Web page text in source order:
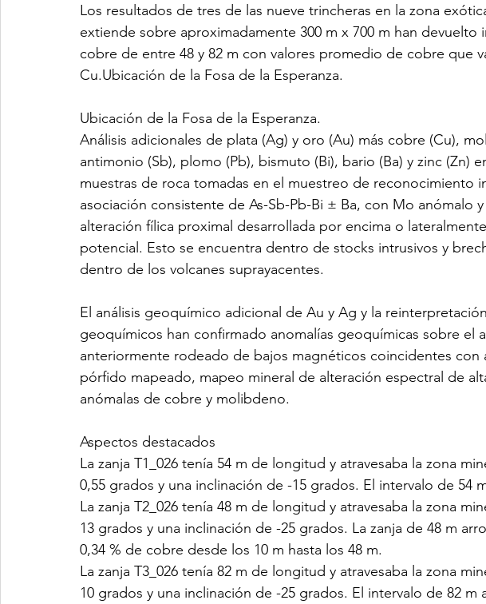
Los resultados de tres de las nueve trincheras en la zona
extiende sobre aproximadamente 300 m x 700 m han devuelto
cobre de entre 48 y 82 m con valores promedio de cobre que
Cu.Ubicación de la Fosa de la Esperanza.
Ubicación de la Fosa de la Esperanza.
Análisis adicionales de plata (Ag) y oro (Au) más cobre (Cu),
antimonio (Sb), plomo (Pb), bismuto (Bi), bario (Ba) y zinc (Zn)
muestras de roca tomadas en el muestreo de reconocimiento
asociación consistente de As-Sb-Pb-Bi ± Ba, con Mo anómalo
alteración fílica proximal desarrollada por encima o
potencial. Esto se encuentra dentro de stocks intrusivos y
dentro de los volcanes suprayacentes.
El análisis geoquímico adicional de Au y Ag y la
geoquímicos han confirmado anomalías geoquímicas sobre el
anteriormente rodeado de bajos magnéticos coincidentes con
pórfido mapeado, mapeo mineral de alteración espectral de
anómalas de cobre y molibdeno.
Aspectos destacados
La zanja T1_026 tenía 54 m de longitud y atravesaba la zona
0,55 grados y una inclinación de -15 grados. El intervalo de 54
La zanja T2_026 tenía 48 m de longitud y atravesaba la zona
13 grados y una inclinación de -25 grados. La zanja de 48 m
0,34 % de cobre desde los 10 m hasta los 48 m.
La zanja T3_026 tenía 82 m de longitud y atravesaba la zona
10 grados y una inclinación de -25 grados. El intervalo de 82 m